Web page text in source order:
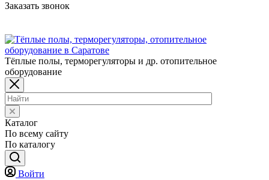
Заказать звонок
Тёплые полы, терморегуляторы и др. отопительное
оборудование
Каталог
По всему сайту
По каталогу
Войти